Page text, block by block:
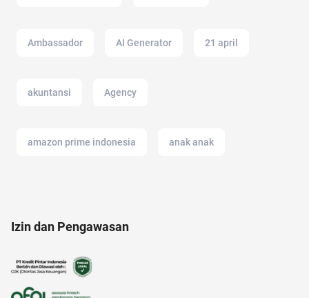
Ambassador AI Generator 21 april
akuntansi Agency
amazon prime indonesia anak anak
11.11
Izin dan Pengawasan